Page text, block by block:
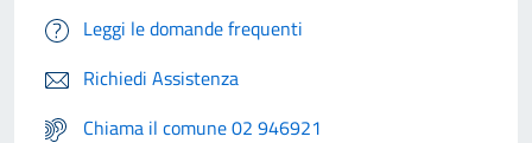
Leggi le domande frequenti
Richiedi Assistenza
Chiama il comune 02 946921